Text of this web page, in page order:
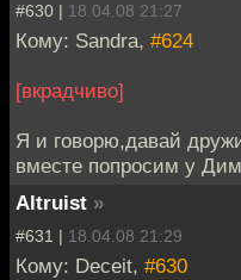
#630 | 18.04.08 21:27
Кому: Sandra, #624
[вкрадчиво]
Я и говорю,давай
вместе попросим у
Altruist »
#631 | 18.04.08 21:29
Кому: Deceit, #630